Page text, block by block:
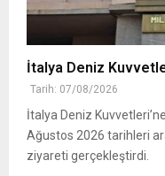
İtalya Deniz
Tarih: 07/08/2026
İtalya Deniz
Ağustos 2026 tarihleri
ziyareti gerçekleştirdi.